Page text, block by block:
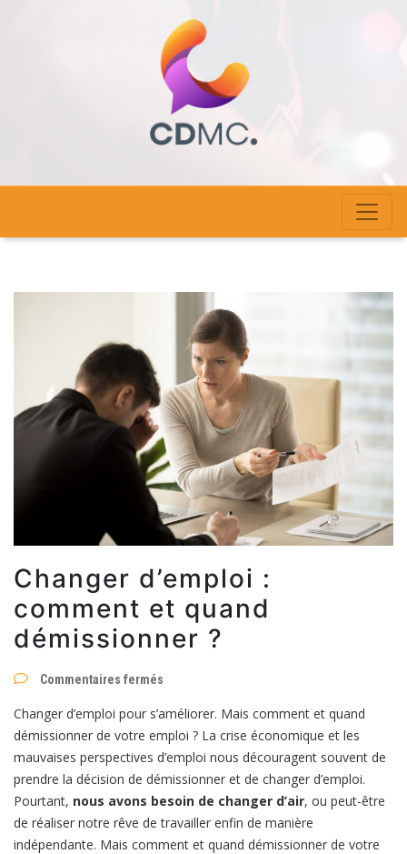
Changer d’emploi :
comment et quand
démissionner ?
Commentaires fermés
Changer
:
comment
et
quand
démissionner
Changer d’emploi pour s’améliorer. Mais comment et quand
démissionner de votre emploi ? La crise économique et les
mauvaises perspectives d’emploi nous découragent souvent de
prendre la décision de démissionner et de changer d’emploi.
Pourtant, nous avons besoin de changer d’air, ou peut-être
de réaliser notre rêve de travailler enfin de manière
indépendante. Mais comment et quand démissionner de votre